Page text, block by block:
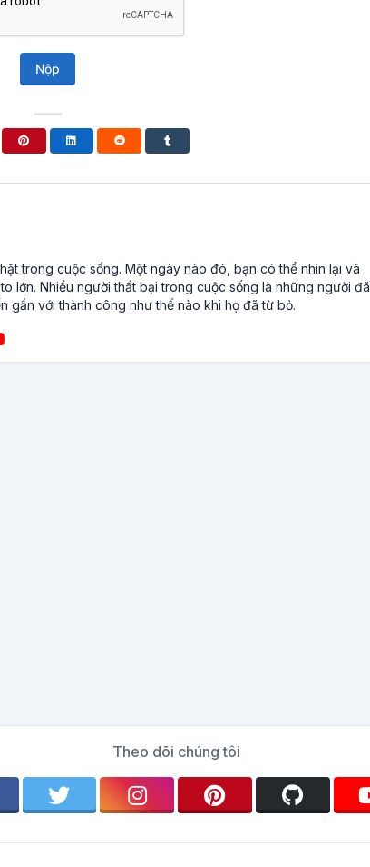
Nộp
trong cuộc sống. Một ngày nào đó, bạn có thể nhìn lại và
lớn. Nhiều người thất bại trong cuộc sống là những người đã
gần với thành công như thế nào khi họ đã từ bỏ.
Theo dõi chúng tôi